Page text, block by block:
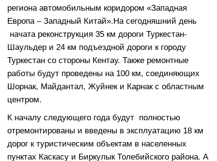
региона автомобильным коридором «Западная
Европа – Западный Китай».На сегодняшний день
начата реконструкция 35 км дороги Туркестан-
Шаульдер и 24 км подъездной дороги к городу
Туркестан со стороны Кентау. Также ремонтные
работы будут проведены на 100 км, соединяющих
Шорнак, Майдантал, Жуйнек и Карнак с областным
центром.
К началу следующего года будут полностью
отремонтированы и введены в эксплуатацию 18 км
дорог к туристическим объектам в населенных
пунктах Каскасу и Биркулык Толебийского района. А